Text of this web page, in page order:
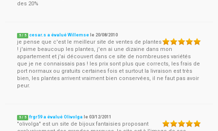
des 20%
5 / 5 cesar.s a évalué Willemse le 20/08/2010
je pense que c'est le meilleur site de ventes de plantes
! j'aime beaucoup les plantes, j'en ai une dizaine dans mon
appartement et j'ai découvert dans ce site de nombreuses variétés
que je ne connaissais pas ! les prix sont plus que corrects, les frais de
port normaux ou gratuits certaines fois et surtout la livraison est très
bien, les plantes arrivent vraiment bien conservées, il ne faut pas avoir
peur.
5 / 5 frgr59 a évalué Olivolga le03/12/2011
"olivolga" est un site de bijoux fantaisies proposant